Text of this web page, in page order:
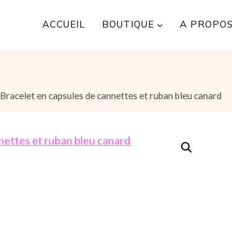
ACCUEIL BOUTIQUE A PROPOS
Bracelet en capsules de cannettes et ruban bleu canard